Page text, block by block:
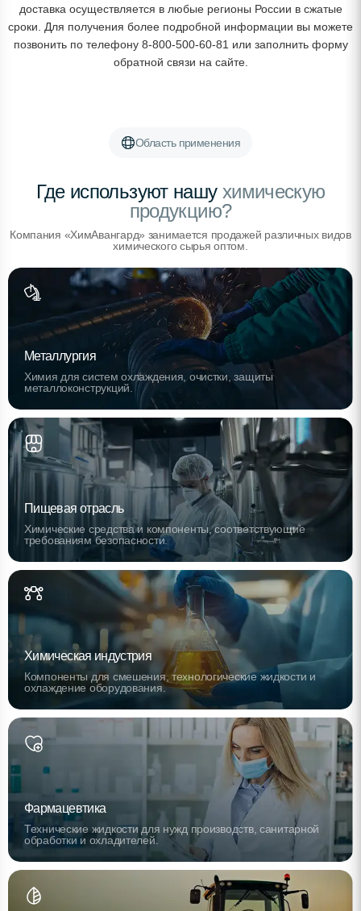
доставка осуществляется в любые регионы России в сжатые
сроки. Для получения более подробной информации вы можете
позвонить по телефону 8-800-500-60-81 или заполнить форму
обратной связи на сайте.
Область применения
Где используют нашухимическую
продукцию?
Компания «ХимАвангард» занимается продажей различных видов
химического сырья оптом.
Металлургия
Химия для систем охлаждения, очистки, защиты
металлоконструкций.
Пищевая отрасль
Химические средства и компоненты, соответствующие
требованиям безопасности.
Химическая индустрия
Компоненты для смешения, технологические жидкости и
охлаждение оборудования.
Фармацевтика
Технические жидкости для нужд производств, санитарной
обработки и охладителей.